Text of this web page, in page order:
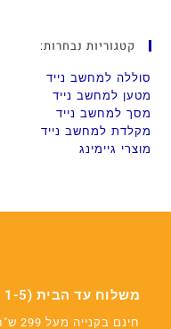
קטגוריות נבחרות:
סוללה למחשב נייד
מטען למחשב נייד
מסך למחשב נייד
מקלדת למחשב נייד
מוצרי גיימינג
משלוח עד הבית (1-5 ימי עסקים)
חינם בקנייה מעל 299 ש"ח